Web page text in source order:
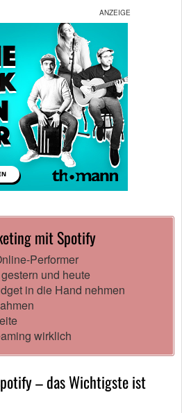
mit Spotify
Performer
und heute
in die Hand nehmen
wirklich
– das Wichtigste ist